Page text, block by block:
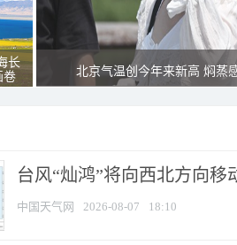
长
卷
北京气温创今年来新高 焖蒸
台风“灿鸿”将向西北方向移
中国天气网 2026-08-07 18:10